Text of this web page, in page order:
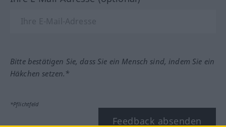
Bitte bestätigen Sie, dass Sie ein Mensch sind, indem Sie ein
Häkchen setzen.*
*Pflichtfeld
Feedback absenden